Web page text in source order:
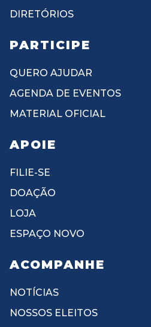
DIRETÓRIOS
PARTICIPE
QUERO AJUDAR
AGENDA DE EVENTOS
MATERIAL OFICIAL
APOIE
FILIE-SE
DOAÇÃO
LOJA
ESPAÇO NOVO
ACOMPANHE
NOTÍCIAS
NOSSOS ELEITOS